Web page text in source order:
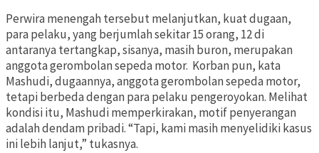
Perwira menengah tersebut melanjutkan, kuat dugaan,
para pelaku, yang berjumlah sekitar 15 orang, 12 di
antaranya tertangkap, sisanya, masih buron, merupakan
anggota gerombolan sepeda motor. Korban pun, kata
Mashudi, dugaannya, anggota gerombolan sepeda motor,
tetapi berbeda dengan para pelaku pengeroyokan. Melihat
kondisi itu, Mashudi memperkirakan, motif penyerangan
adalah dendam pribadi. “Tapi, kami masih menyelidiki kasus
ini lebih lanjut,” tukasnya.